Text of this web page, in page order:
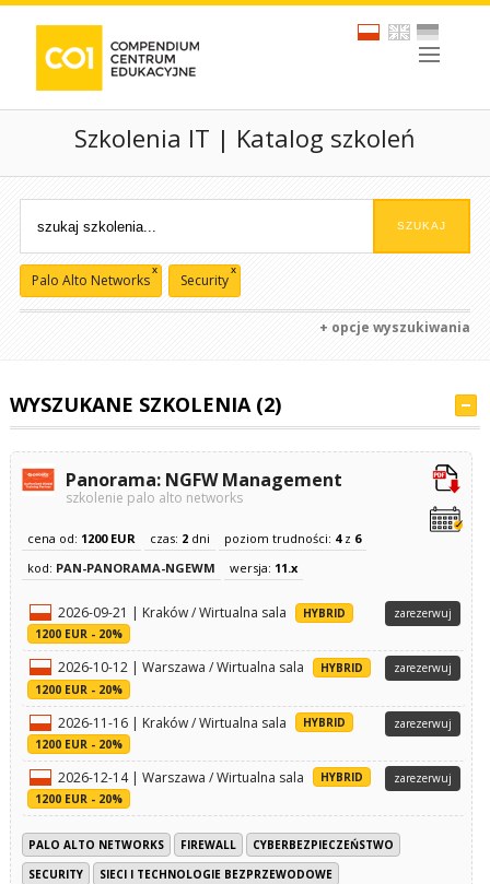
Szkolenia IT | Katalog szkoleń
Palo Alto Networks
x
Security
x
+ opcje wyszukiwania
WYSZUKANE SZKOLENIA (2)
Panorama: NGFW Management
szkolenie palo alto networks
cena od: 1200 EUR czas: 2dni poziom trudności: 4z 6
kod: PAN-PANORAMA-NGEWM wersja: 11.x
2026-09-21 | Kraków / Wirtualna sala
HYBRID
1200 EUR - 20%
zarezerwuj
2026-10-12 | Warszawa / Wirtualna sala
HYBRID
1200 EUR - 20%
zarezerwuj
2026-11-16 | Kraków / Wirtualna sala
HYBRID
1200 EUR - 20%
zarezerwuj
2026-12-14 | Warszawa / Wirtualna sala
HYBRID
1200 EUR - 20%
zarezerwuj
PALO ALTO NETWORKS FIREWALL
CYBERBEZPIECZEŃSTWO
SECURITY
SIECI I TECHNOLOGIE BEZPRZEWODOWE